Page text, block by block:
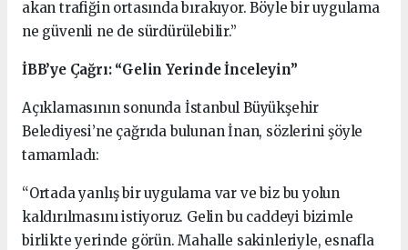
akan trafiğin ortasında bırakıyor. Böyle bir uygulama
ne güvenli ne de sürdürülebilir.”
İBB’ye Çağrı: “Gelin Yerinde İnceleyin”
Açıklamasının sonunda İstanbul Büyükşehir
Belediyesi’ne çağrıda bulunan İnan, sözlerini şöyle
tamamladı:
“Ortada yanlış bir uygulama var ve biz bu yolun
kaldırılmasını istiyoruz. Gelin bu caddeyi bizimle
birlikte yerinde görün. Mahalle sakinleriyle, esnafla